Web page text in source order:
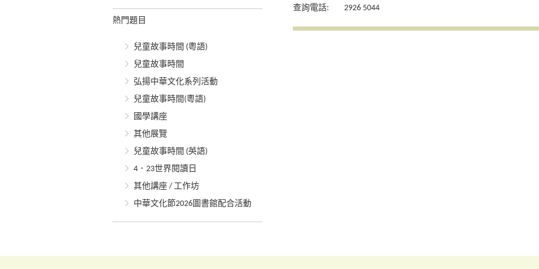
熱門題目
兒童故事時間 (粵語)
兒童故事時間
弘揚中華文化系列活動
兒童故事時間(粵語)
國學講座
其他展覽
兒童故事時間 (英語)
4．23世界閱讀日
其他講座 / 工作坊
中華文化節2026圖書館配合活動
查詢電話:
2926 5044